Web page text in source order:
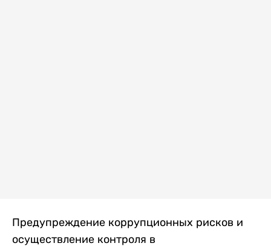
Предупреждение коррупционных рисков и
осуществление контроля в